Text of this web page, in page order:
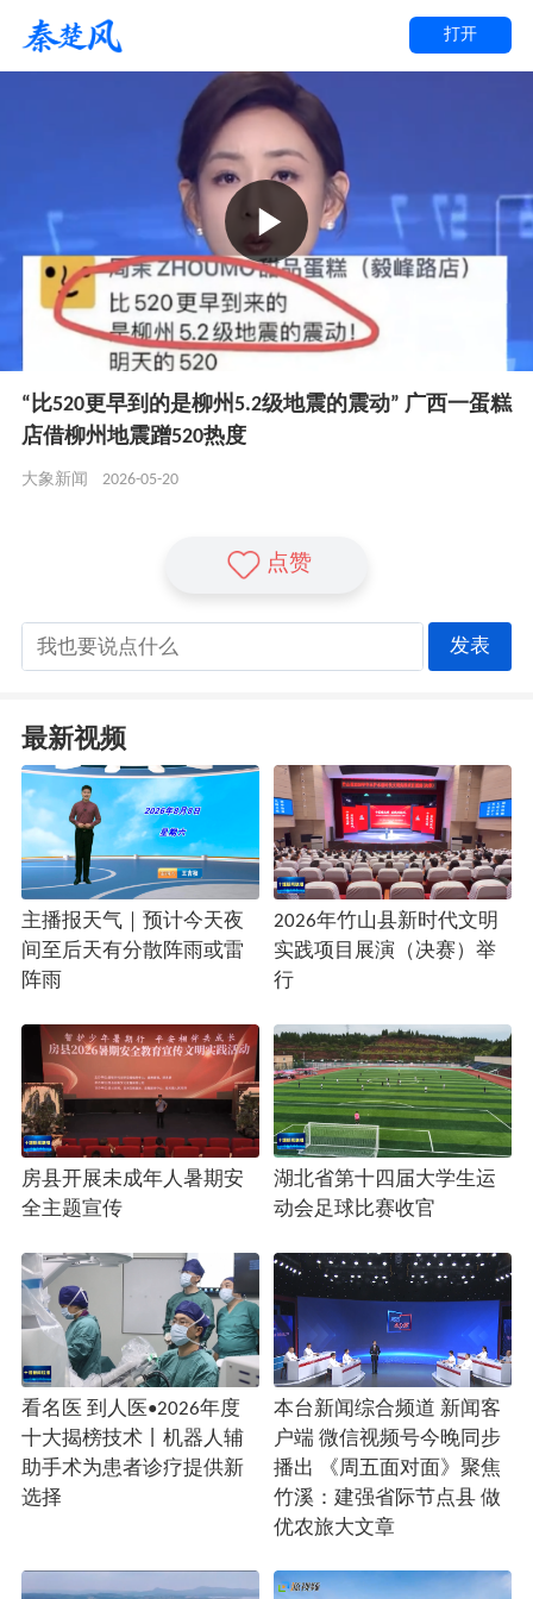
打开
“比520更早到的是柳州5.2级地震的震动” 广西一蛋糕
店借柳州地震蹭520热度
大象新闻 2026-05-20
点赞
发表
最新视频
主播报天气｜预计今天夜
间至后天有分散阵雨或雷
阵雨
2026年竹山县新时代文明
实践项目展演（决赛）举
行
房县开展未成年人暑期安
全主题宣传
湖北省第十四届大学生运
动会足球比赛收官
看名医 到人医•2026年度
十大揭榜技术丨机器人辅
助手术为患者诊疗提供新
选择
本台新闻综合频道 新闻客
户端 微信视频号今晚同步
播出 《周五面对面》聚焦
竹溪：建强省际节点县 做
优农旅大文章